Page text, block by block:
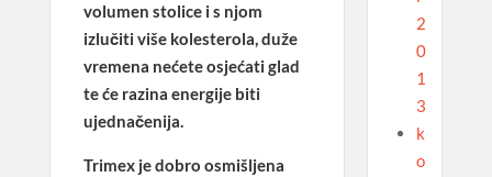
volumen stolice i s njom
izlučiti više kolesterola, duže
vremena nećete osjećati glad
te će razina energije biti
ujednačenija.
Trimexje dobro osmišljena
2
0
1
3
k
o